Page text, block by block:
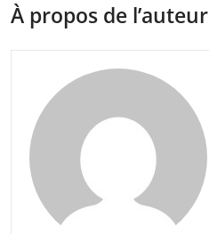
À propos de l’auteur